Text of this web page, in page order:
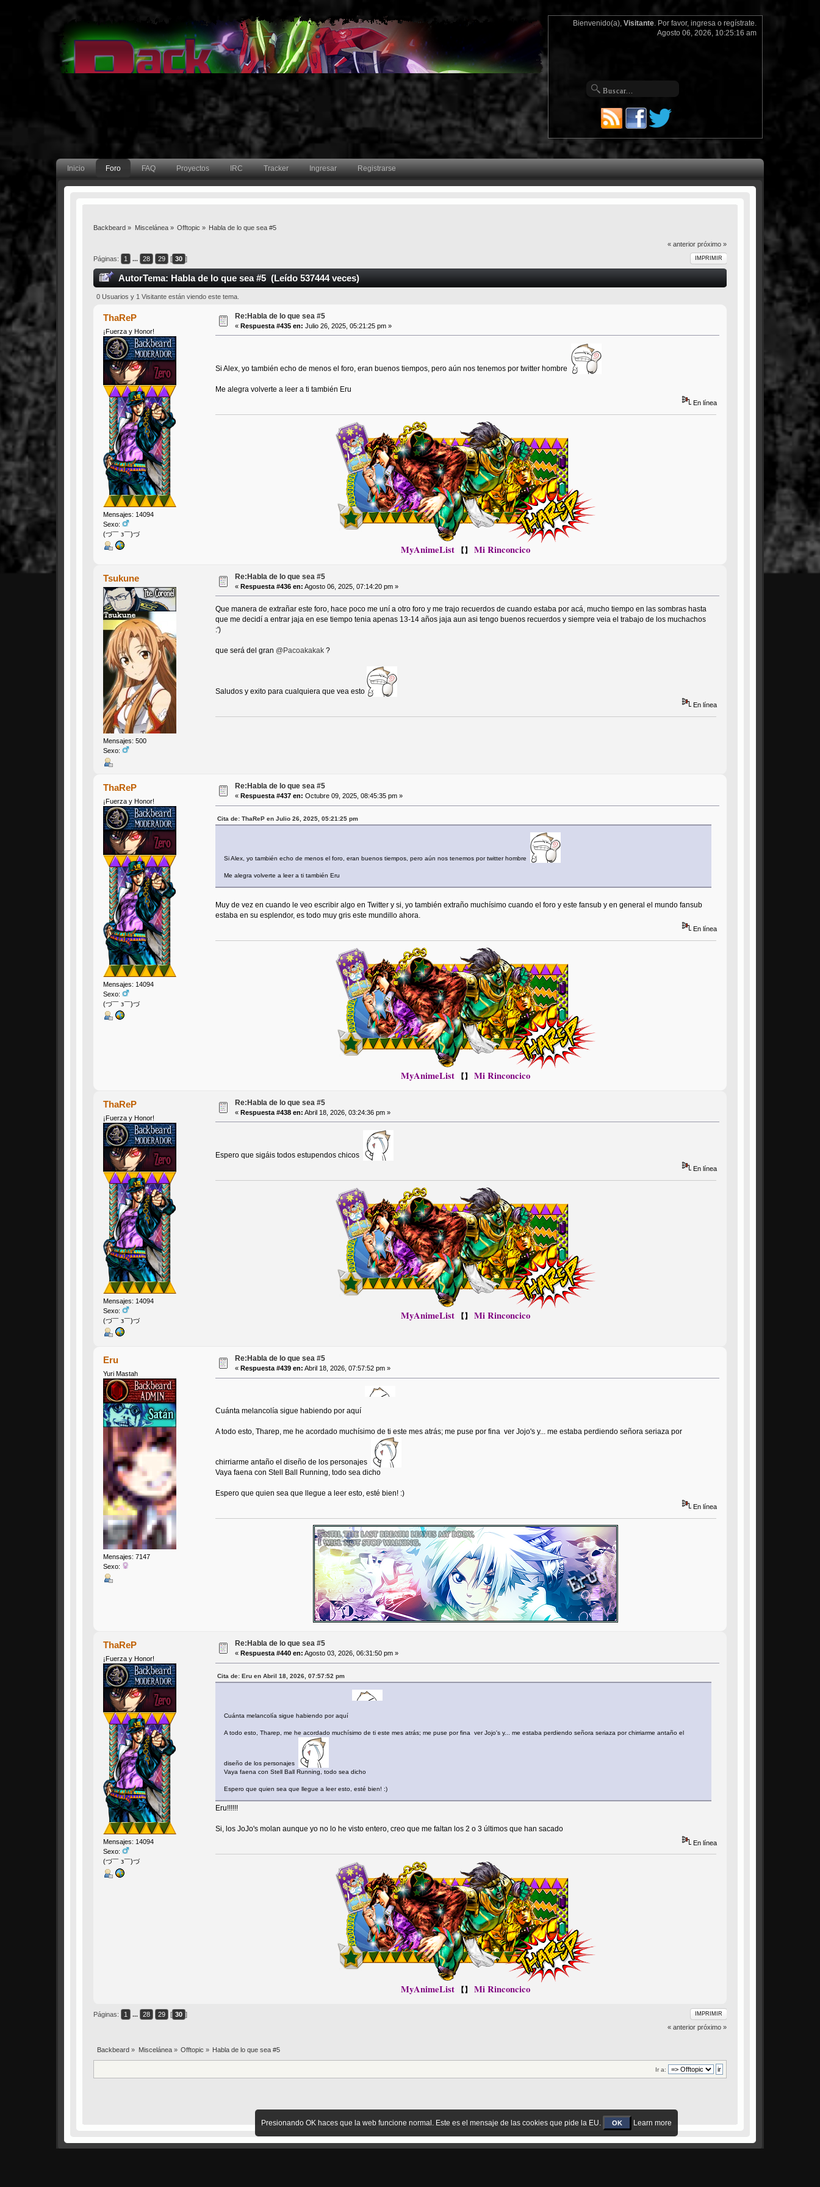
Bienvenido(a), Visitante. Por favor, ingresao regístrate.
Agosto 06, 2026, 10:25:16 am
Inicio Foro FAQ Proyectos IRC Tracker Ingresar Registrarse
Backbeard » Miscelánea» Offtopic » Habla de lo que sea #5
« anterior próximo »
IMPRIMIR
Páginas: 1 ... 28 29 [ 30 ]
AutorTema: Habla de lo que sea #5 (Leído 537444 veces)
0 Usuarios y 1 Visitante están viendo este tema.
ThaReP
¡Fuerza y Honor!
Mensajes: 14094
Sexo:
(づ￣ з￣)づ
Re:Habla de lo que sea #5
« Respuesta #435 en: Julio 26, 2025, 05:21:25 pm »
Si Alex, yo también echo de menos el foro, eran buenos tiempos, pero aún nos tenemos por twitter hombre
Me alegra volverte a leer a ti también Eru
En línea
MyAnimeList 【】 Mi Rinconcico
Tsukune
Mensajes: 500
Sexo:
Re:Habla de lo que sea #5
« Respuesta #436 en: Agosto 06, 2025, 07:14:20 pm »
Que manera de extrañar este foro, hace poco me uní a otro foro y me trajo recuerdos de cuando estaba por acá, mucho tiempo en las sombras hasta
que me decidí a entrar jaja en ese tiempo tenia apenas 13-14 años jaja aun asi tengo buenos recuerdos y siempre veia el trabajo de los muchachos
:')
que será del gran @Pacoakakak?
Saludos y exito para cualquiera que vea esto
En línea
ThaReP
¡Fuerza y Honor!
Mensajes: 14094
Sexo:
(づ￣ з￣)づ
Re:Habla de lo que sea #5
« Respuesta #437 en: Octubre 09, 2025, 08:45:35 pm »
Cita de: ThaReP en Julio 26, 2025, 05:21:25 pm
Si Alex, yo también echo de menos el foro, eran buenos tiempos, pero aún nos tenemos por twitter hombre
Me alegra volverte a leer a ti también Eru
Muy de vez en cuando le veo escribir algo en Twitter y si, yo también extraño muchísimo cuando el foro y este fansub y en general el mundo fansub
estaba en su esplendor, es todo muy gris este mundillo ahora.
En línea
MyAnimeList 【】 Mi Rinconcico
ThaReP
¡Fuerza y Honor!
Mensajes: 14094
Sexo:
(づ￣ з￣)づ
Re:Habla de lo que sea #5
« Respuesta #438 en: Abril 18, 2026, 03:24:36 pm »
Espero que sigáis todos estupendos chicos
En línea
MyAnimeList 【】 Mi Rinconcico
Eru
Yuri Mastah
Mensajes: 7147
Sexo:
Re:Habla de lo que sea #5
« Respuesta #439 en: Abril 18, 2026, 07:57:52 pm »
Cuánta melancolía sigue habiendo por aquí
A todo esto, Tharep, me he acordado muchísimo de ti este mes atrás; me puse por fina ver Jojo's y... me estaba perdiendo señora seriaza por
chirriarme antaño el diseño de los personajes
Vaya faena con Stell Ball Running, todo sea dicho
Espero que quien sea que llegue a leer esto, esté bien! :)
En línea
ThaReP
¡Fuerza y Honor!
Mensajes: 14094
Sexo:
(づ￣ з￣)づ
Re:Habla de lo que sea #5
« Respuesta #440 en: Agosto 03, 2026, 06:31:50 pm »
Cita de: Eru en Abril 18, 2026, 07:57:52 pm
Cuánta melancolía sigue habiendo por aquí
A todo esto, Tharep, me he acordado muchísimo de ti este mes atrás; me puse por fina ver Jojo's y... me estaba perdiendo señora seriaza por chirriarme antaño el
diseño de los personajes
Vaya faena con Stell Ball Running, todo sea dicho
Espero que quien sea que llegue a leer esto, esté bien! :)
Eru!!!!!!
Si, los JoJo's molan aunque yo no lo he visto entero, creo que me faltan los 2 o 3 últimos que han sacado
En línea
MyAnimeList 【】 Mi Rinconcico
IMPRIMIR
Páginas: 1 ... 28 29 [ 30 ]
« anterior próximo »
Backbeard » Miscelánea» Offtopic » Habla de lo que sea #5
Ir a:
Presionando OK haces que la web funcione normal. Este es el mensaje de las cookies que pide la EU. OK Learn more